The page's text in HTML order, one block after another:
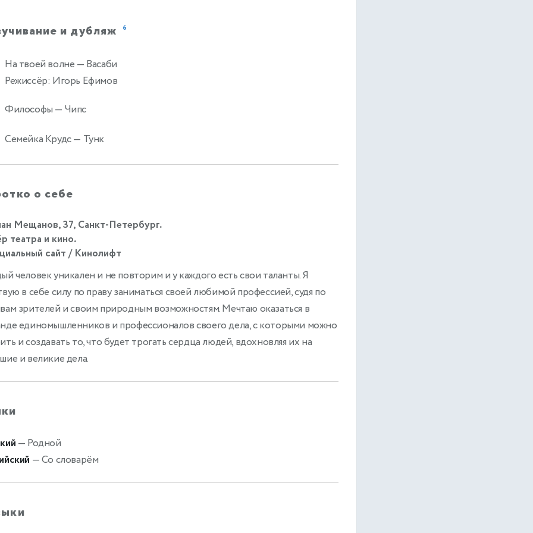
и дубляж 6
На твоей волне — Васаби
Режиссёр: Игорь Ефимов
Философы — Чипс
Семейка Крудс— Тунк
о себе
Мещанов, 37, Санкт-Петербург.
театра и кино.
сайт / Кинолифт
человек уникален и не повторим и у каждого есть свои таланты. Я
в себе силу по праву заниматься своей любимой профессией, судя по
зрителей и своим природным возможностям. Мечтаю оказаться в
единомышленников и профессионалов своего дела, с которыми можно
и создавать то, что будет трогать сердца людей, вдохновляя их на
и великие дела.
— Родной
— Со словарём